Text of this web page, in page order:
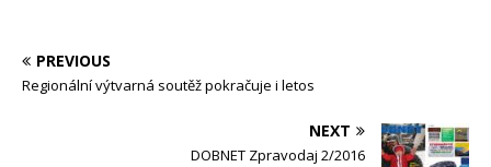
PREVIOUS
Regionální výtvarná soutěž pokračuje i letos
NEXT
DOBNET Zpravodaj 2/2016